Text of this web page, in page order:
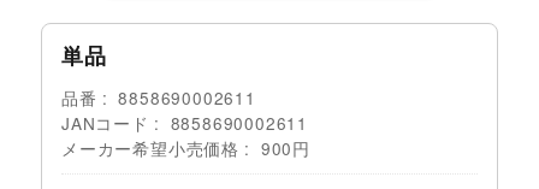
単品
品番
8858690002611
JANコード
8858690002611
メーカー希望小売価格
900円